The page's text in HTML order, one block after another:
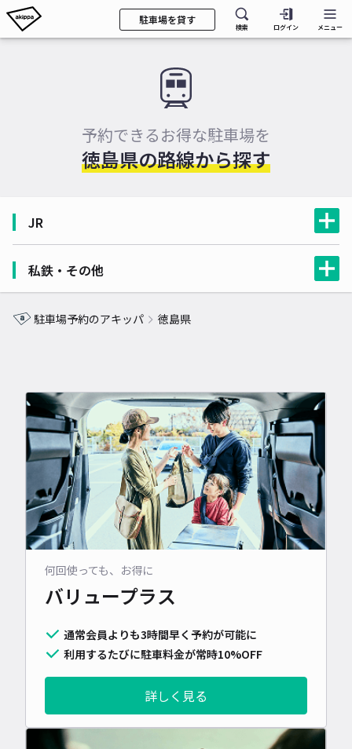
駐車場を貸す
検索 ログイン メニュー
予約できるお得な駐車場を
徳島県の路線から探す
JR
私鉄・その他
駐車場予約のアキッパ 徳島県
何回使っても、お得に
バリュープラス
通常会員よりも3時間早く予約が可能に
利用するたびに駐車料金が常時10%OFF
詳しく見る